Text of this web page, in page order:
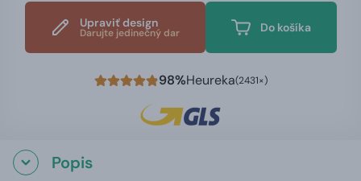
Upraviť design
Darujte jedinečný dar Do košíka
98%Heureka(2431×)
Popis